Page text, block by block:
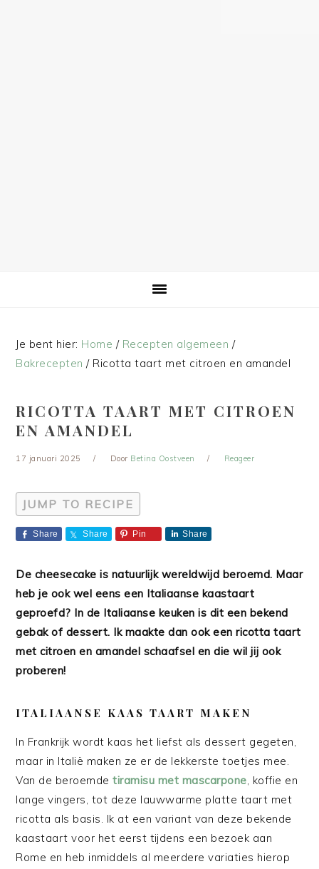
Je bent hier: Home / Recepten algemeen /
Bakrecepten /Ricotta taart met citroen en amandel
RICOTTA TAART MET CITROEN
EN AMANDEL
17 januari 2025 Door Betina Oostveen Reageer
JUMP TO RECIPE
Share Share Pin Share
De cheesecake is natuurlijk wereldwijd beroemd. Maar
heb je ook wel eens een Italiaanse kaastaart
geproefd? In de Italiaanse keuken is dit een bekend
gebak of dessert. Ik maakte dan ook een ricotta taart
met citroen en amandel schaafsel en die wil jij ook
proberen!
ITALIAANSE KAAS TAART MAKEN
In Frankrijk wordt kaas het liefst als dessert gegeten,
maar in Italië maken ze er de lekkerste toetjes mee.
Van de beroemdetiramisu met mascarpone, koffie en
lange vingers, tot deze lauwwarme platte taart met
ricotta als basis. Ik at een variant van deze bekende
kaastaart voor het eerst tijdens een bezoek aan
Rome en heb inmiddels al meerdere variaties hierop